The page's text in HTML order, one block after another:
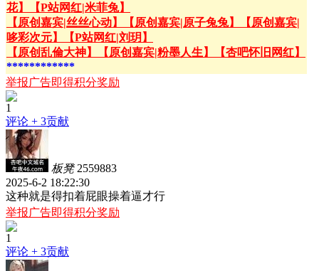
花】
【P站网红|米菲兔】
【原创嘉宾|丝丝心动】
【原创嘉宾|原子兔兔】
【原创嘉宾|
哆彩次元】
【P站网红|刘玥】
【原创乱倫大神】
【原创嘉宾|粉墨人生】
【杏吧怀旧网红】
************
举报广告即得积分奖励
1
评论 + 3贡献
板凳 2559883
2025-6-2 18:22:30
这种就是得扣着屁眼操着逼才行
举报广告即得积分奖励
1
评论 + 3贡献